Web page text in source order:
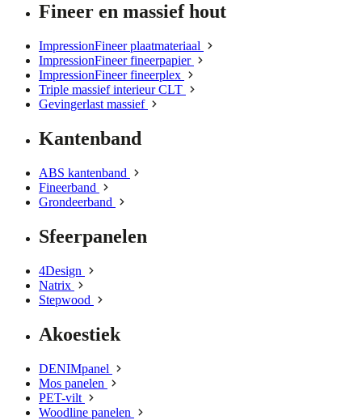
Fineer en massief hout
ImpressionFineer plaatmateriaal
ImpressionFineer fineerpapier
ImpressionFineer fineerplex
Triple massief interieur CLT
Gevingerlast massief
Kantenband
ABS kantenband
Fineerband
Grondeerband
Sfeerpanelen
4Design
Natrix
Stepwood
Akoestiek
DENIMpanel
Mos panelen
PET-vilt
Woodline panelen